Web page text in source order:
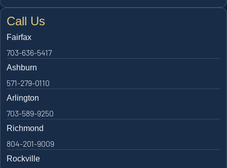
Call Us
Fairfax
703-636-5417
Ashburn
571-279-0110
Arlington
703-589-9250
Richmond
804-201-9009
Rockville